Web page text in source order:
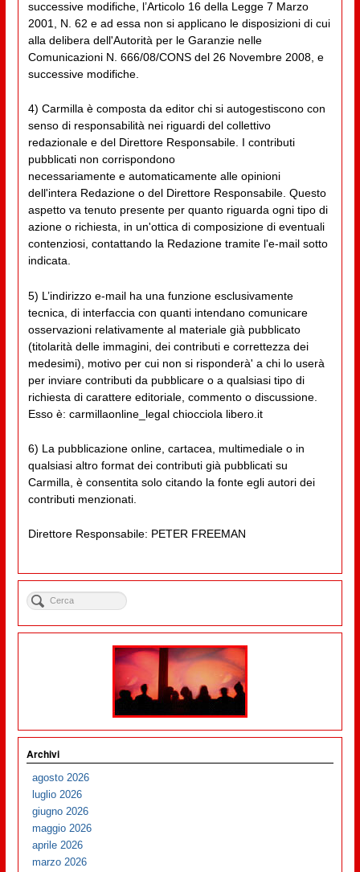
successive modifiche, l’Articolo 16 della Legge 7 Marzo
2001, N. 62 e ad essa non si applicano le disposizioni di cui
alla delibera dell'Autorità per le Garanzie nelle
Comunicazioni N. 666/08/CONS del 26 Novembre 2008, e
successive modifiche.
4) Carmilla è composta da editor chi si autogestiscono con
senso di responsabilità nei riguardi del collettivo
redazionale e del Direttore Responsabile. I contributi
pubblicati non corrispondono
necessariamente e automaticamente alle opinioni
dell'intera Redazione o del Direttore Responsabile. Questo
aspetto va tenuto presente per quanto riguarda ogni tipo di
azione o richiesta, in un'ottica di composizione di eventuali
contenziosi, contattando la Redazione tramite l'e-mail sotto
indicata.
5) L’indirizzo e-mail ha una funzione esclusivamente
tecnica, di interfaccia con quanti intendano comunicare
osservazioni relativamente al materiale già pubblicato
(titolarità delle immagini, dei contributi e correttezza dei
medesimi), motivo per cui non si risponderà' a chi lo userà
per inviare contributi da pubblicare o a qualsiasi tipo di
richiesta di carattere editoriale, commento o discussione.
Esso è: carmillaonline_legal chiocciola libero.it
6) La pubblicazione online, cartacea, multimediale o in
qualsiasi altro format dei contributi già pubblicati su
Carmilla, è consentita solo citando la fonte egli autori dei
contributi menzionati.
Direttore Responsabile: PETER FREEMAN
Archivi
agosto 2026
luglio 2026
giugno 2026
maggio 2026
aprile 2026
marzo 2026